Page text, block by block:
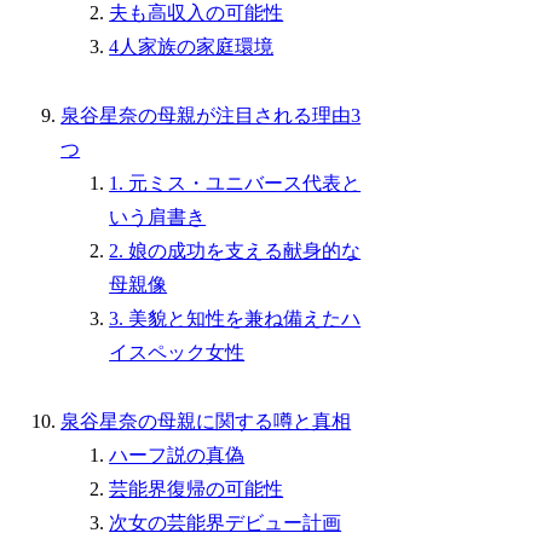
夫も高収入の可能性
4人家族の家庭環境
泉谷星奈の母親が注目される理由3
つ
1. 元ミス・ユニバース代表と
いう肩書き
2. 娘の成功を支える献身的な
母親像
3. 美貌と知性を兼ね備えたハ
イスペック女性
泉谷星奈の母親に関する噂と真相
ハーフ説の真偽
芸能界復帰の可能性
次女の芸能界デビュー計画